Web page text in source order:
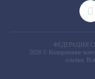
ФЕДЕРАЦИЯ
2026 © Копирование
ссылки.